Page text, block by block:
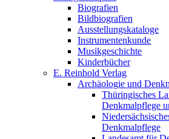
Biografien
Bildbiografien
Ausstellungskataloge
Instrumentenkunde
Musikgeschichte
Kinderbücher
E. Reinhold Verlag
Archäologie und
Thüringisches
Denkmalpflege
Denkmalpflege